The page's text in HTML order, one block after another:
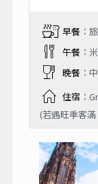
早餐：
午餐：
晚餐：
住宿 ：
(若遇旺季客